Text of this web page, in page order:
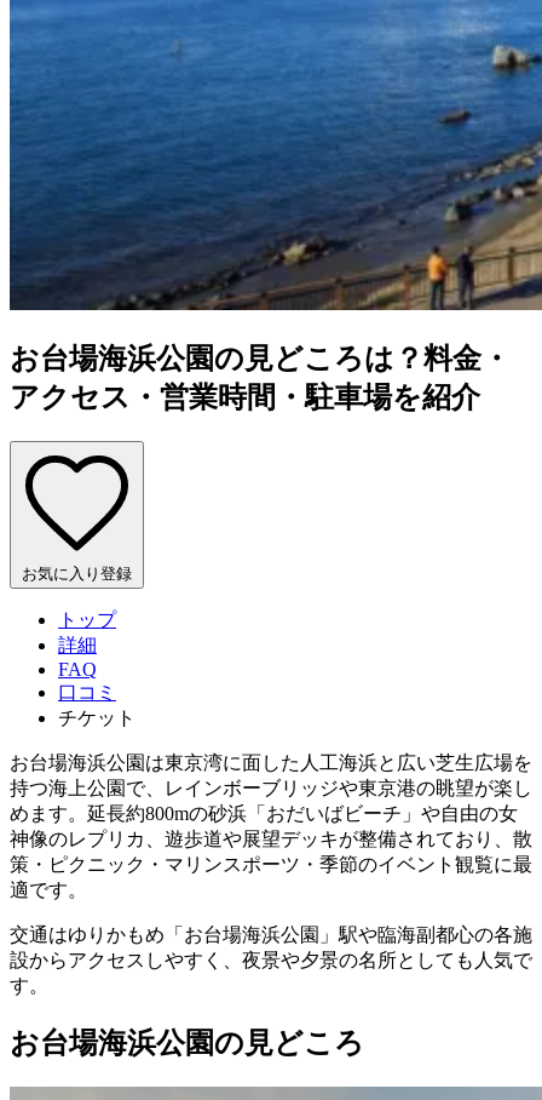
お台場海浜公園の見どころは？料金・
アクセス・営業時間・駐車場を紹介
お気に入り登録
トップ
詳細
FAQ
口コミ
チケット
お台場海浜公園は東京湾に面した人工海浜と広い芝生広場を
持つ海上公園で、レインボーブリッジや東京港の眺望が楽し
めます。延長約800mの砂浜「おだいばビーチ」や自由の女
神像のレプリカ、遊歩道や展望デッキが整備されており、散
策・ピクニック・マリンスポーツ・季節のイベント観覧に最
適です。
交通はゆりかもめ「お台場海浜公園」駅や臨海副都心の各施
設からアクセスしやすく、夜景や夕景の名所としても人気で
す。
お台場海浜公園の見どころ